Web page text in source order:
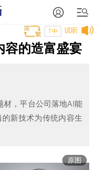
试听
T中
容的造富盛宴
材，平台公司落地AI能
新技术为传统内容生
原图